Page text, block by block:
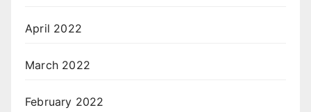
April 2022
March 2022
February 2022